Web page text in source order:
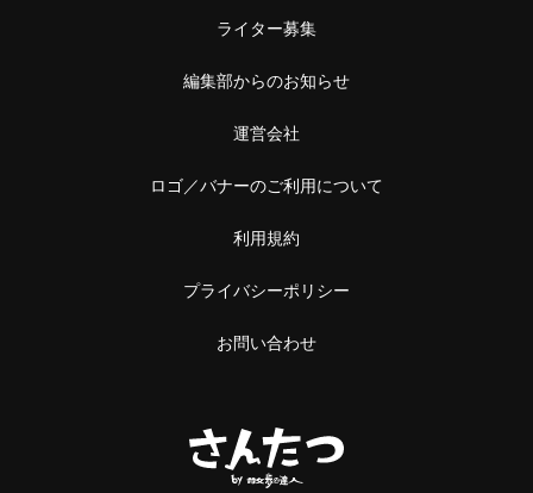
ライター募集
編集部からのお知らせ
運営会社
ロゴ／バナーのご利用について
利用規約
プライバシーポリシー
お問い合わせ